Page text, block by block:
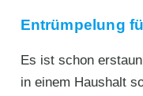
Entrümpelung
Es ist schon
in einem Haushalt